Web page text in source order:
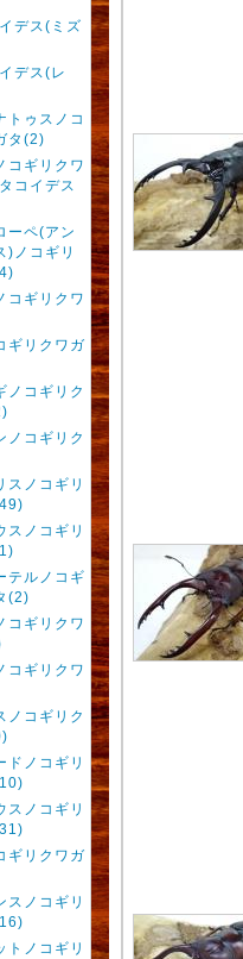
デス(ミズ
デス(レ
トゥスノコ
タ(2)
コギリクワ
コイデス
ーペ(アン
)ノコギリ
コギリクワ
ギリクワガ
ノコギリク
ノコギリク
スノコギリ
スノコギリ
テルノコギ
(2)
コギリクワ
コギリクワ
ノコギリク
ドノコギリ
スノコギリ
ギリクワガ
スノコギリ
トノコギリ